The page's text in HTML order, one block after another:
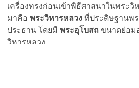
เครื่องทรงก่อนเข้าพิธีศาสนาในพระ
มาคือ พระวิหารหลวง ที่ประดิษฐานพ
ประธาน โดยมี พระอุโบสถ ขนาดย่อม
วิหารหลวง